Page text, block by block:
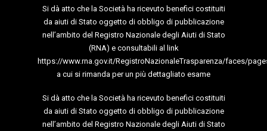
Si dà atto che la Società ha ricevuto benefici costituiti
da aiuti di Stato oggetto di obbligo di pubblicazione
nell’ambito del Registro Nazionale degli Aiuti di Stato
(RNA) e consultabili al link
https://www.rna.gov.it/RegistroNazionaleTrasparenza/faces/
a cui si rimanda per un più dettagliato esame
Si dà atto che la Società ha ricevuto benefici costituiti
da aiuti di Stato oggetto di obbligo di pubblicazione
nell’ambito del Registro Nazionale degli Aiuti di Stato